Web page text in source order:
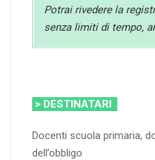
Potrai rivedere la
senza limiti di tempo,
> DESTINATARI
Docenti scuola primaria,
dell’obbligo